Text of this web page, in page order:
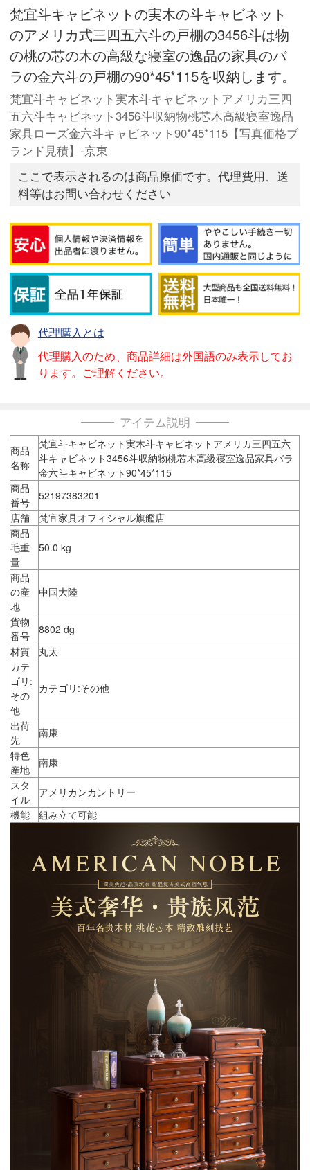
梵宜斗キャビネットの実木の斗キャビネット
のアメリカ式三四五六斗の戸棚の3456斗は物
の桃の芯の木の高級な寝室の逸品の家具のバ
ラの金六斗の戸棚の90*45*115を収納します。
梵宜斗キャビネット実木斗キャビネットアメリカ三四
五六斗キャビネット3456斗収納物桃芯木高級寝室逸品
家具ローズ金六斗キャビネット90*45*115【写真価格ブ
ランド見積】-京東
ここで表示されるのは商品原価です。代理費用、送
料等はお問い合わせください
代理購入とは
代理購入のため、商品詳細は外国語のみ表示してお
ります。ご理解ください。
アイテム説明
商品
名称
梵宜斗キャビネット実木斗キャビネットアメリカ三四五六
斗キャビネット3456斗収納物桃芯木高級寝室逸品家具バラ
金六斗キャビネット90*45*115
商品
番号
52197383201
店舗
梵宜家具オフィシャル旗艦店
商品
毛重
量
50.0 kg
商品
の産
地
中国大陸
貨物
番号
8802 dg
材質
丸太
カテ
ゴリ:
その
他
カテゴリ:その他
出荷
先
南康
特色
産地
南康
スタ
イル
アメリカンカントリー
機能
組み立て可能